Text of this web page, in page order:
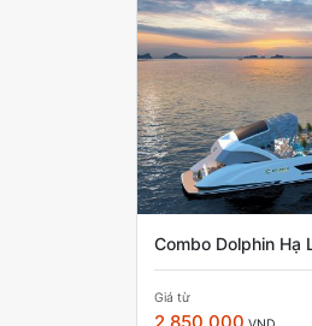
Combo Dolphin Hạ
Giá từ